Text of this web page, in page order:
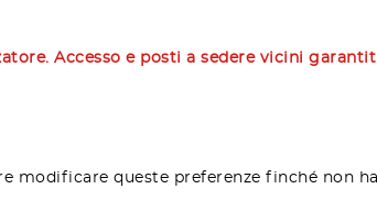
Accesso e posti a sedere vicini
modificare queste preferenze finché non